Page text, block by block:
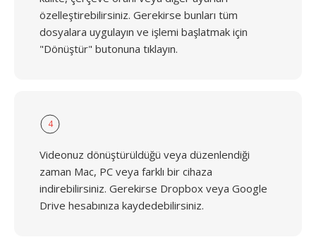
özelleştirebilirsiniz. Gerekirse bunları tüm
dosyalara uygulayın ve işlemi başlatmak için
"Dönüştür" butonuna tıklayın.
4
Videonuz dönüştürüldüğü veya düzenlendiği
zaman Mac, PC veya farklı bir cihaza
indirebilirsiniz. Gerekirse Dropbox veya Google
Drive hesabınıza kaydedebilirsiniz.